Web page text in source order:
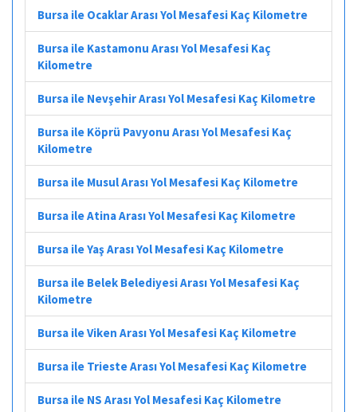
Bursa ile Ocaklar Arası Yol Mesafesi Kaç Kilometre
Bursa ile Kastamonu Arası Yol Mesafesi Kaç
Kilometre
Bursa ile Nevşehir Arası Yol Mesafesi Kaç Kilometre
Bursa ile Köprü Pavyonu Arası Yol Mesafesi Kaç
Kilometre
Bursa ile Musul Arası Yol Mesafesi Kaç Kilometre
Bursa ile Atina Arası Yol Mesafesi Kaç Kilometre
Bursa ile Yaş Arası Yol Mesafesi Kaç Kilometre
Bursa ile Belek Belediyesi Arası Yol Mesafesi Kaç
Kilometre
Bursa ile Viken Arası Yol Mesafesi Kaç Kilometre
Bursa ile Trieste Arası Yol Mesafesi Kaç Kilometre
Bursa ile NS Arası Yol Mesafesi Kaç Kilometre